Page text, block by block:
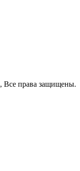
, Все права защищены.